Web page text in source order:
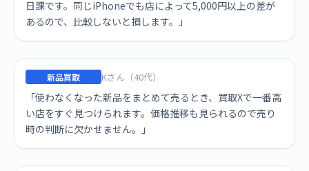
日課です。同じiPhoneでも店によって5,000円以上の差が
あるので、比較しないと損します。」
新品買取 Kさん（40代）
「使わなくなった新品をまとめて売るとき、買取Xで一番高
い店をすぐ見つけられます。価格推移も見られるので売り
時の判断に欠かせません。」